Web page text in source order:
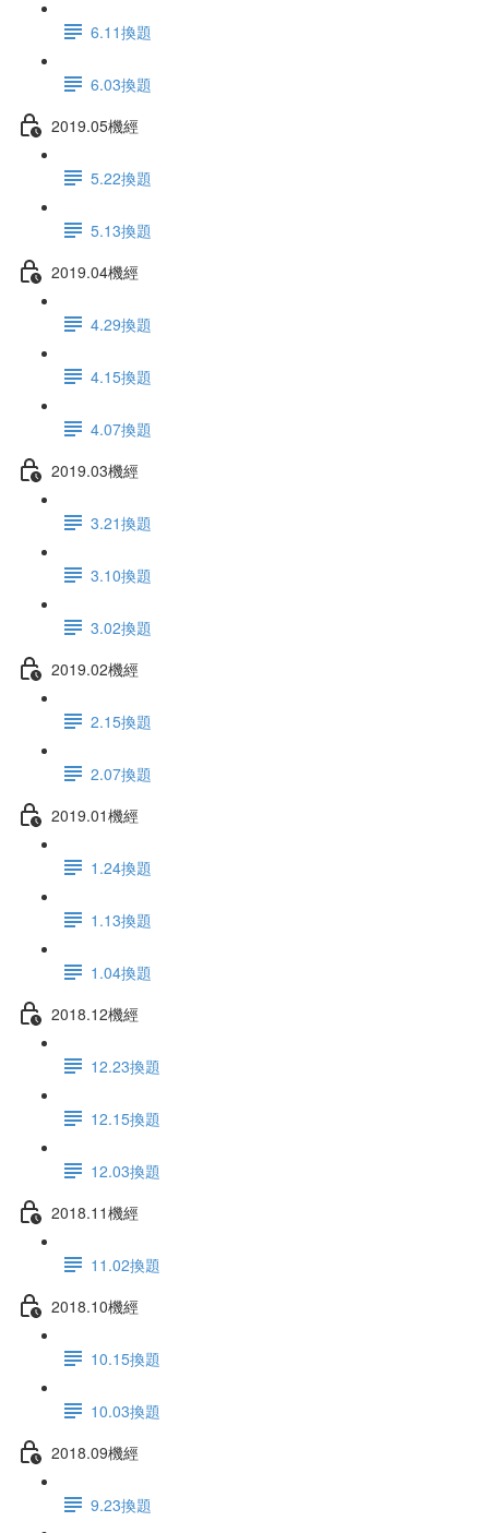
6.11換題
6.03換題
2019.05機經
5.22換題
5.13換題
2019.04機經
4.29換題
4.15換題
4.07換題
2019.03機經
3.21換題
3.10換題
3.02換題
2019.02機經
2.15換題
2.07換題
2019.01機經
1.24換題
1.13換題
1.04換題
2018.12機經
12.23換題
12.15換題
12.03換題
2018.11機經
11.02換題
2018.10機經
10.15換題
10.03換題
2018.09機經
9.23換題